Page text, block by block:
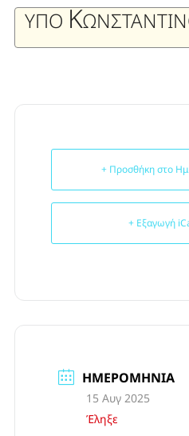
ΥΠΟ Κ
+ Προσθήκη στο
+ Εξαγωγή
ΗΜΕΡΟΜΗΝΊΑ
15 Αυγ 2025
Έληξε